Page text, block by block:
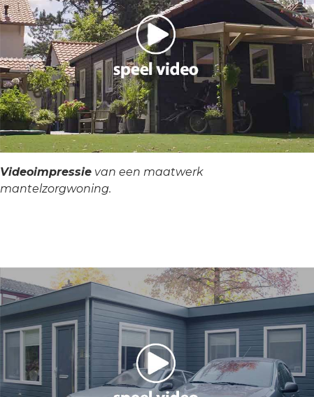
Videoimpressie van een maatwerk
mantelzorgwoning.